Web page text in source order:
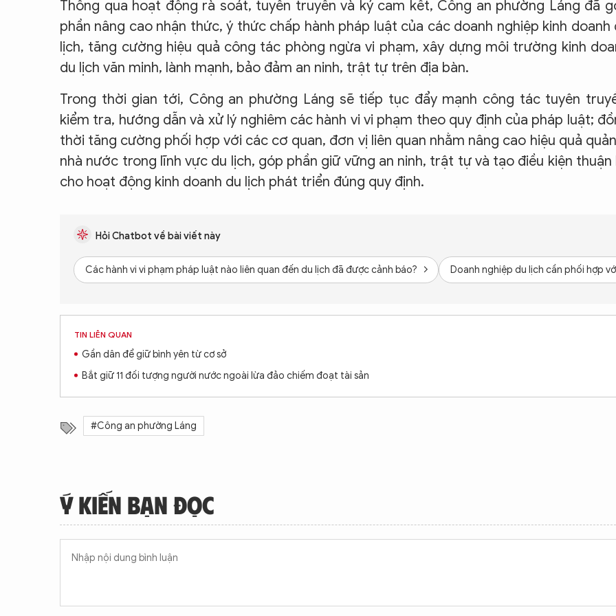
Thông qua hoạt động rà soát, tuyên truyền và ký cam kết, Công an phường Láng đã
phần nâng cao nhận thức, ý thức chấp hành pháp luật của các doanh nghiệp kinh doanh
lịch, tăng cường hiệu quả công tác phòng ngừa vi phạm, xây dựng môi trường kinh
du lịch văn minh, lành mạnh, bảo đảm an ninh, trật tự trên địa bàn.
Trong thời gian tới, Công an phường Láng sẽ tiếp tục đẩy mạnh công tác tuyên
kiểm tra, hướng dẫn và xử lý nghiêm các hành vi vi phạm theo quy định của pháp luật;
thời tăng cường phối hợp với các cơ quan, đơn vị liên quan nhằm nâng cao hiệu quả
nhà nước trong lĩnh vực du lịch, góp phần giữ vững an ninh, trật tự và tạo điều kiện thuận
cho hoạt động kinh doanh du lịch phát triển đúng quy định.
Hỏi Chatbot về bài viết này
Các hành vi vi phạm pháp luật nào liên quan đến du lịch đã được cảnh báo? Doanh nghiệp du lịch cần phối hợp
TIN LIÊN QUAN
Gần dân để giữ bình yên từ cơ sở
Bắt giữ 11 đối tượng người nước ngoài lừa đảo chiếm đoạt tài sản
#Công an phường Láng
Ý KIẾN BẠN ĐỌC